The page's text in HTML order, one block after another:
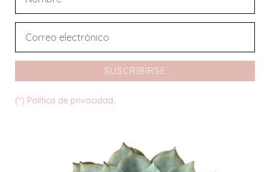
SUSCRIBIRSE
(*) Política de privacidad.